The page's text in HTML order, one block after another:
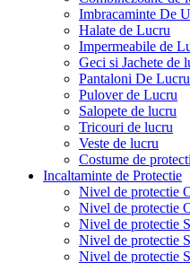
Imbracaminte De
Halate de Lucru
Impermeabile de
Geci si Jachete de
Pantaloni De Lucru
Pulover de Lucru
Salopete de lucru
Tricouri de lucru
Veste de lucru
Costume de
Incaltaminte de Protectie
Nivel de protectie
Nivel de protectie
Nivel de protectie
Nivel de protectie
Nivel de protectie